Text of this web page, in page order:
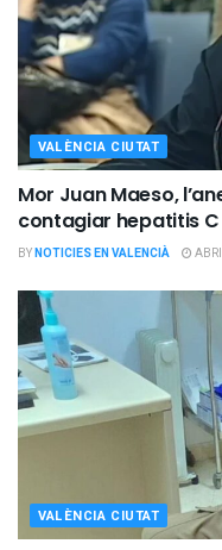
VALÈNCIA CIUTAT
Mor Juan Maeso,
contagiar hepatitis
BYNOTICIES EN VALENCIÀ
VALÈNCIA CIUTAT